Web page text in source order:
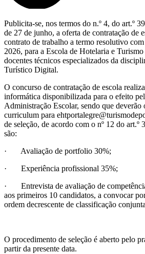
Publicita-se, nos termos do n.º 4, do art.º
de 27 de junho, a oferta de contratação de
contrato de trabalho a termo resolutivo
2026, para a Escola de Hotelaria e
docentes técnicos especializados da
Turístico Digital.
O concurso de contratação de escola
informática disponibilizada para o efeito
Administração Escolar, sendo que deverão
curriculum para
de seleção, de acordo com o nº 12 do art.º
são:
· Avaliação de portfolio 30%;
· Experiência profissional 35%;
· Entrevista de avaliação de
aos primeiros 10 candidatos, a convocar
ordem decrescente de classificação
O procedimento de seleção é aberto pelo
partir da presente data.